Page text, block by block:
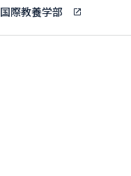
国際教養学部